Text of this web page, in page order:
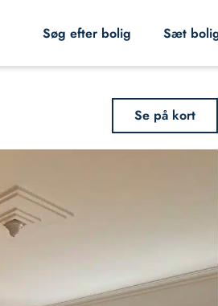
Søg efter bolig Sæt
Se på kort